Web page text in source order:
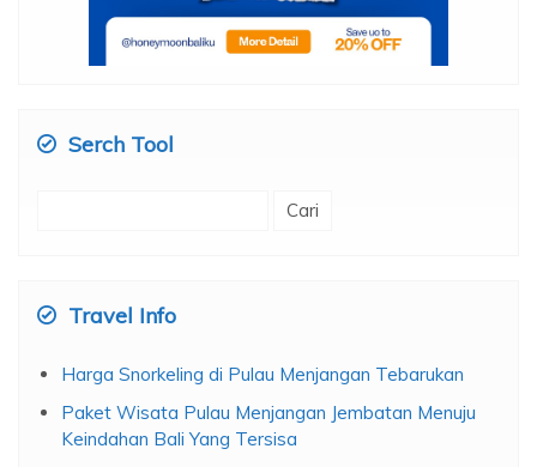
Serch Tool
Travel Info
Harga Snorkeling di Pulau Menjangan Tebarukan
Paket Wisata Pulau Menjangan Jembatan Menuju
Keindahan Bali Yang Tersisa